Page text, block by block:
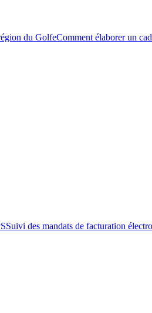
du GolfeComment élaborer un
Suivi des mandats de facturation